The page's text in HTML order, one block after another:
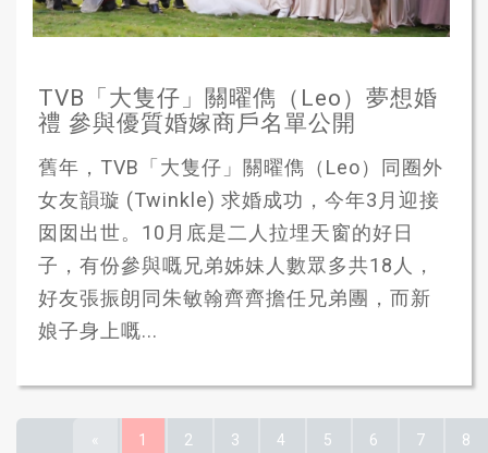
TVB「大隻仔」關曜儁（Leo）夢想婚
禮 參與優質婚嫁商戶名單公開
舊年，TVB「大隻仔」關曜儁（Leo）同圈外
女友韻璇 (Twinkle) 求婚成功，今年3月迎接
囡囡出世。10月底是二人拉埋天窗的好日
子，有份參與嘅兄弟姊妹人數眾多共18人，
好友張振朗同朱敏翰齊齊擔任兄弟團，而新
娘子身上嘅...
« 1 2 3 4 5 6 7 8